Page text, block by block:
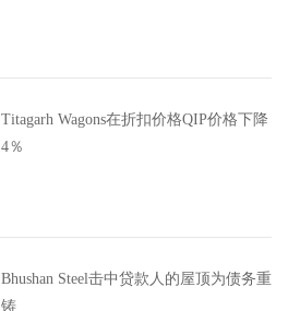
Titagarh Wagons在折扣价格QIP价格下降
4％
Bhushan Steel击中贷款人的屋顶为债务重
铸